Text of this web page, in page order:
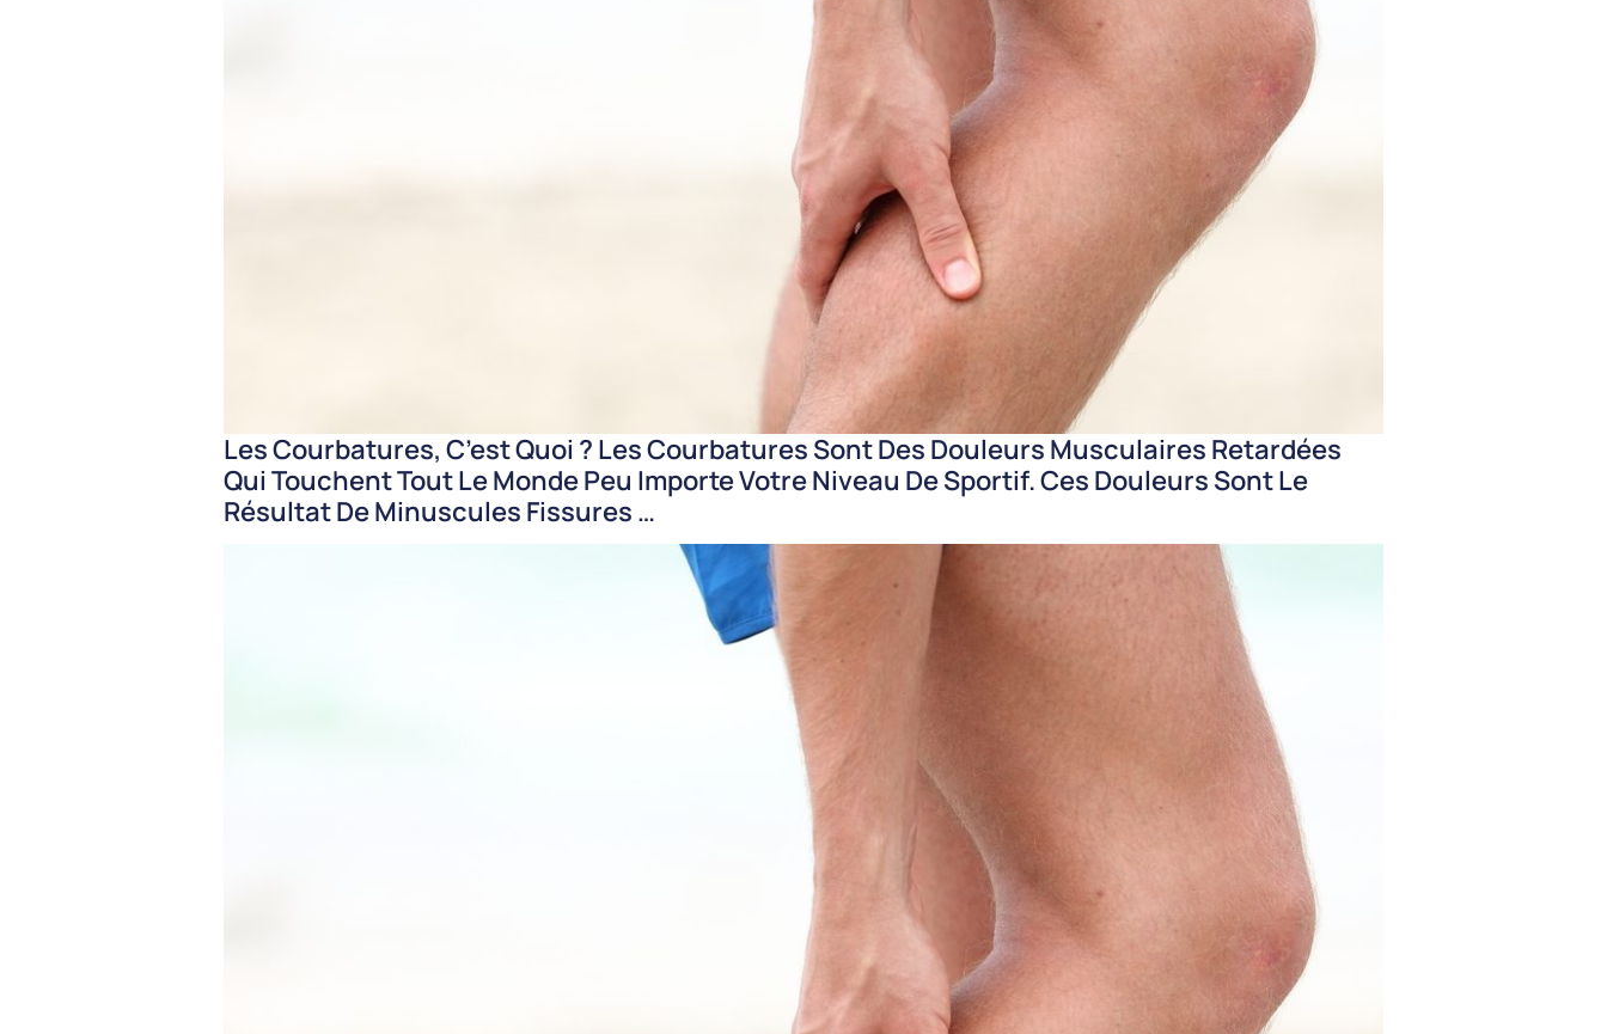
Les Courbatures, C’est Quoi ? Les Courbatures Sont Des Douleurs Musculaires Retardées
Qui Touchent Tout Le Monde Peu Importe Votre Niveau De Sportif. Ces Douleurs Sont Le
Résultat De Minuscules Fissures …